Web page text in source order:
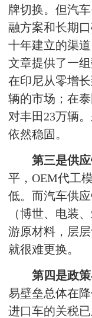
牌切换。但汽
融方案和长期
十年建立的渠
文章提供了一
在印尼从零增
辆的市场；在
对丰田23万辆
依然稳固。
第三是供应
平，OEM代工
低。而汽车供
（博世、电装
游原材料，层
就很难更换。
第四是政策
易壁垒总体在
进口车的关税